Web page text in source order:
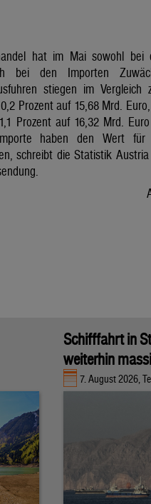
hat im Mai sowohl bei
bei den Importen
stiegen im Vergleich
Prozent auf 15,68 Mrd.
Prozent auf 16,32 Mrd.
haben den Wert für
schreibt die Statistik
Schifffahrt in
weiterhin
7. August 2026,